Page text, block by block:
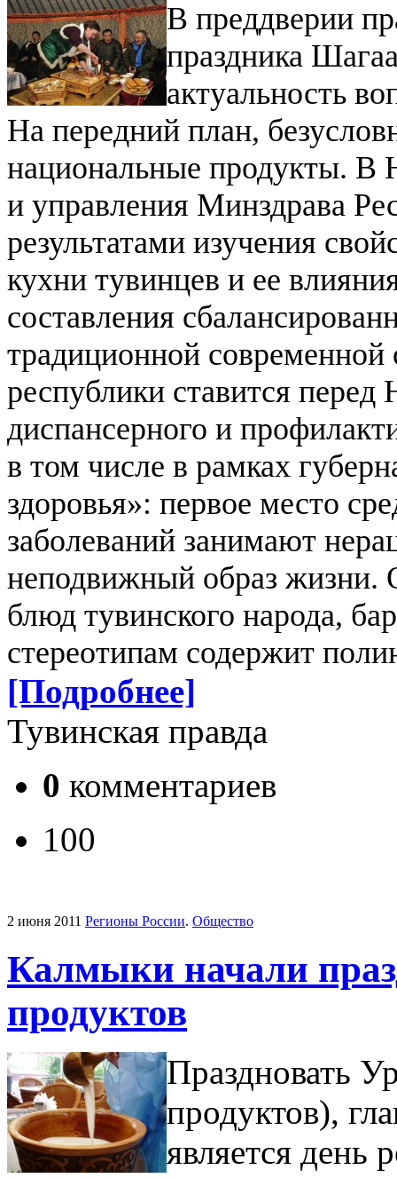
В преддверии
праздника
актуальность
На передний план,
национальные продукты.
и управления Минздрава
результатами изучения
кухни тувинцев и ее
составления
традиционной
республики ставится
диспансерного и
в том числе в рамках
здоровья»: первое место
заболеваний занимают
неподвижный образ жизни.
блюд тувинского народа,
стереотипам содержит
[Подробнее]
Тувинская правда
0 комментариев
100
2 июня 2011 Регионы России. Общество
Калмыки начали
продуктов
Праздновать
продуктов),
является